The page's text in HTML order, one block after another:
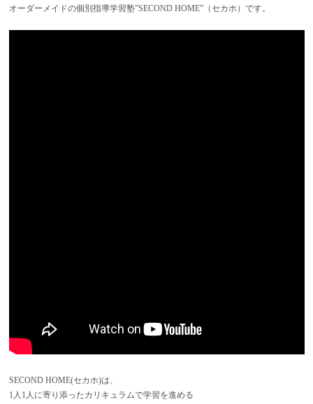
オーダーメイドの個別指導学習塾”SECOND HOME”（セカホ）です。
SECOND HOME(セカホ)は、
1人1人に寄り添ったカリキュラムで学習を進める